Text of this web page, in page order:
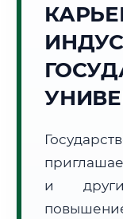
🌅 Восход:
📍 Региональная
Субъект:
Тел. код:
Почтовые индексы:
и